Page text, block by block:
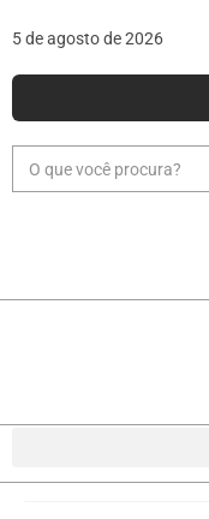
5 de agosto de 2026